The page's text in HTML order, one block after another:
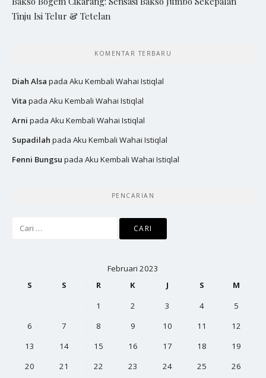
Tinju Isi Telur & Tetelan
KOMENTAR TERBARU
Diah Alsa pada Aku Kembali Wahai Istiqlal
Vita pada Aku Kembali Wahai Istiqlal
Arni pada Aku Kembali Wahai Istiqlal
Supadilah pada Aku Kembali Wahai Istiqlal
Fenni Bungsu pada Aku Kembali Wahai Istiqlal
PENCARIAN
Februari 2023
S
S R K J S
M
1
2 3 4
5
6
7 8 9 10 11
12
13
14 15 16 17 18
19
20
21 22 23 24 25 26